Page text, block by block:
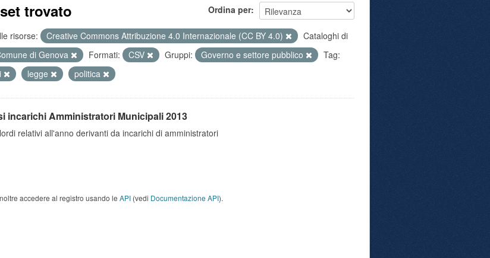
Ordina per
trovato
risorse: Creative Commons Attribuzione 4.0 Internazionale (CC BY 4.0)
Cataloghi di
di Genova Formati: CSV Gruppi: Governo e settore pubblico
Tag:
legge politica
incarichi Amministratori Municipali 2013
relativi all'anno derivanti da incarichi di amministratori
accedere al registro usando le API (vedi Documentazione API).